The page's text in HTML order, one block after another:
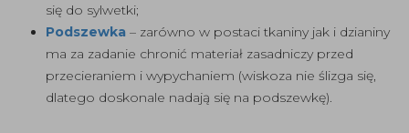
się do sylwetki;
Podszewka – zarówno w postaci tkaniny jak i dzianiny
ma za zadanie chronić materiał zasadniczy przed
przecieraniem i wypychaniem (wiskoza nie ślizga się,
dlatego doskonale nadają się na podszewkę).